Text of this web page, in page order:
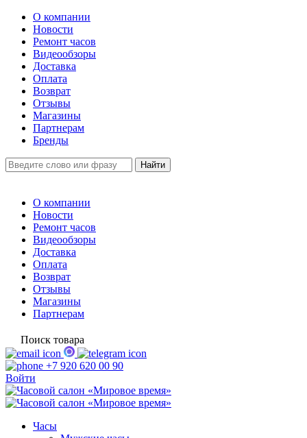
О компании
Новости
Ремонт часов
Видеообзоры
Доставка
Оплата
Возврат
Отзывы
Магазины
Партнерам
Бренды
О компании
Новости
Ремонт часов
Видеообзоры
Доставка
Оплата
Возврат
Отзывы
Магазины
Партнерам
Поиск товара
+7 920 620 00 90
Войти
Часы